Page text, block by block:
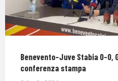
Benevento-Juve Stabia 0-0,
conferenza stampa